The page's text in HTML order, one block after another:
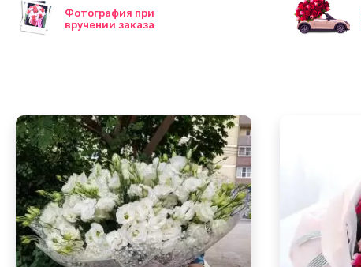
Фотография при
вручении заказа